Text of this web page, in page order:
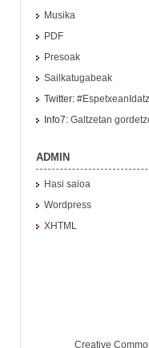
Musika
PDF
Presoak
Sailkatugabeak
Twitter:
Info7: Galtzetan
ADMIN
Hasi saioa
Wordpress
XHTML
Creative